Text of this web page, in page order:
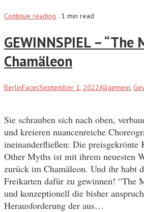
Continue reading . 1 min read
GEWINNSPIEL – “The
Chamäleon
BerlinFacesSeptember 1, 2022Allgemein
Sie schrauben sich nach oben,
und kreieren nuancenreiche
ineinanderfließen: Die
Other Myths ist mit ihrem neuesten
zurück im Chamäleon. Und ihr habt
Freikarten dafür zu gewinnen! “The
und konzeptionell die bisher
Herausforderung der aus…